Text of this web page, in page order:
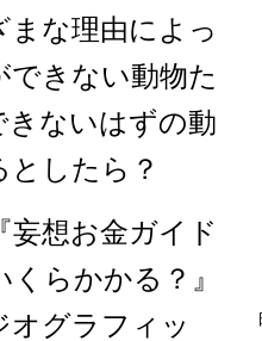
な理由によっ
きない動物た
きないはずの動
したら？
想お金ガイド
らかかる？』
オグラフィッ